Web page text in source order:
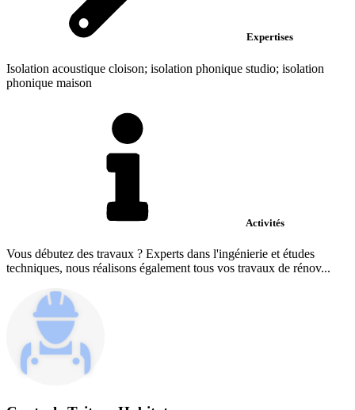
Expertises
Isolation acoustique cloison; isolation phonique studio; isolation
phonique maison
Activités
Vous débutez des travaux ? Experts dans l'ingénierie et études
techniques, nous réalisons également tous vos travaux de rénov...